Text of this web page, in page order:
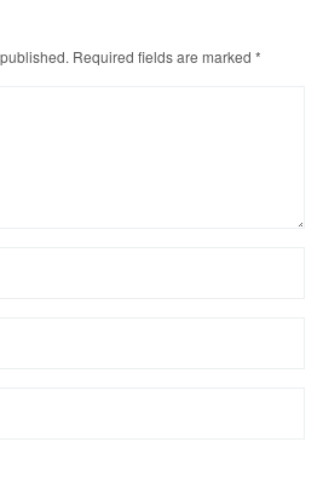
Required fields are marked *